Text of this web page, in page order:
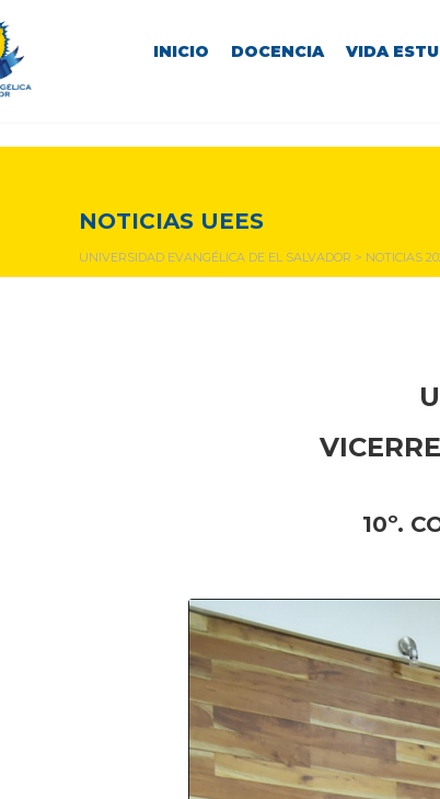
INICIO DOCENCIA VIDA
NOTICIAS UEES
UNIVERSIDAD EVANGÉLICA DE EL SALVADOR > NOTICIAS
10º.